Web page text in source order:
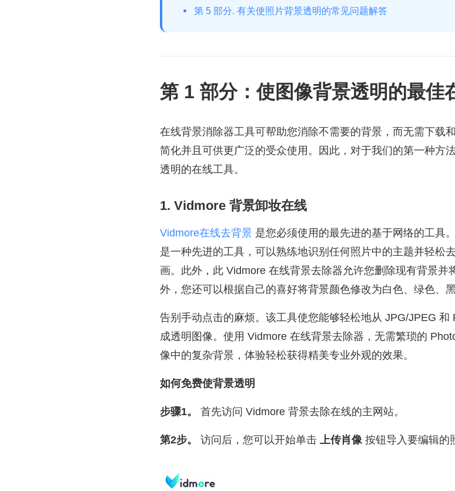
第 5 部分. 有关使照片背景透明的常见问题解答
第 1 部分：使图像背景透明的最佳
在线背景消除器工具可帮助您消除不需要的背景，而无需下载
简化并且可供更广泛的受众使用。因此，对于我们的第一种方
透明的在线工具。
1. Vidmore 背景卸妆在线
Vidmore在线去背景 是您必须使用的最先进的基于网络的工具
是一种先进的工具，可以熟练地识别任何照片中的主题并轻松
画。此外，此 Vidmore 在线背景去除器允许您删除现有背景
外，您还可以根据自己的喜好将背景颜色修改为白色、绿色、
告别手动点击的麻烦。该工具使您能够轻松地从 JPG/JPEG
成透明图像。使用 Vidmore 在线背景去除器，无需繁琐的
像中的复杂背景，体验轻松获得精美专业外观的效果。
如何免费使背景透明
步骤1。 首先访问 Vidmore 背景去除在线的主网站。
第2步。 访问后，您可以开始单击 上传肖像按钮导入要编辑的